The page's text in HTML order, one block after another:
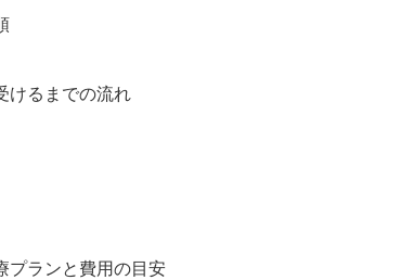
けるまでの流れ
プランと費用の目安